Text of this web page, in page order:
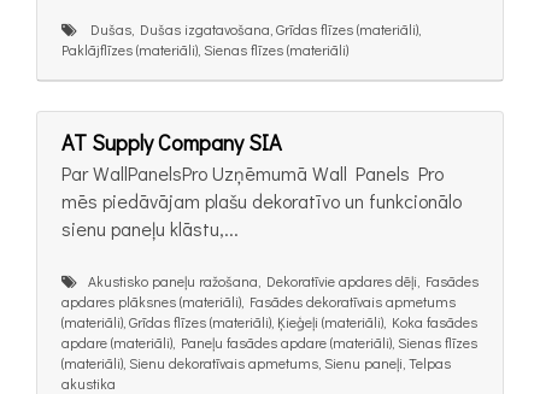
Dušas, Dušas izgatavošana, Grīdas flīzes (materiāli),
Paklājflīzes (materiāli), Sienas flīzes (materiāli)
AT Supply Company SIA
Par WallPanelsPro Uzņēmumā Wall Panels Pro
mēs piedāvājam plašu dekoratīvo un funkcionālo
sienu paneļu klāstu,...
Akustisko paneļu ražošana, Dekoratīvie apdares dēļi, Fasādes
apdares plāksnes (materiāli), Fasādes dekoratīvais apmetums
(materiāli), Grīdas flīzes (materiāli), Ķieģeļi (materiāli), Koka fasādes
apdare (materiāli), Paneļu fasādes apdare (materiāli), Sienas flīzes
(materiāli), Sienu dekoratīvais apmetums, Sienu paneļi, Telpas
akustika